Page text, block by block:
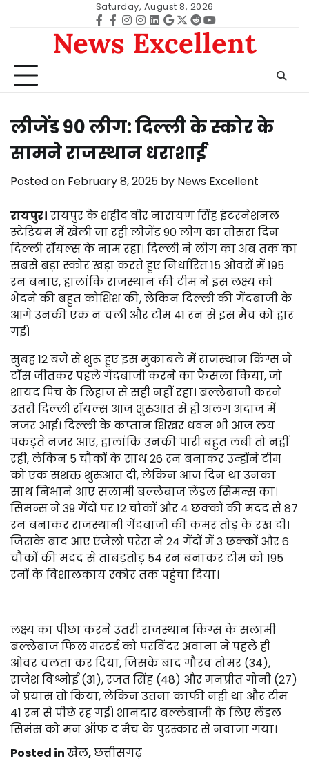
Saturday, August 8, 2026
Facebook
facebook
Instagram
instagram
Linkedin
google
Twitter
redditYoutube
News Excellent
लीजेंड 90 लीग: दिल्ली के स्कोर के
सामने राजस्थान धराशाई
Posted on February 8, 2025 by News Excellent
रायपुर। रायपुर के शहीद वीर नारायण सिंह इंटरनेशनल
स्टेडियम में खेली जा रही लीजेंड 90 लीग का तीसरा दिन
दिल्ली रॉयल्स के नाम रहा। दिल्ली ने लीग का अब तक का
सबसे बड़ा स्कोर खड़ा करते हुए निर्धारित 15 ओवरों में 195
रन बनाए, हालांकि राजस्थान की टीम ने इस लक्ष्य को
भेदने की बहुत कोशिश की, लेकिन दिल्ली की गेंदबाजी के
आगे उनकी एक न चली और टीम 41 रन से इस मैच को हार
गई।
सुबह 12 बजे से शुरू हुए इस मुकाबले में राजस्थान किंग्स ने
टॉस जीतकर पहले गेंदबाजी करने का फैसला किया, जो
शायद पिच के लिहाज से सही नहीं रहा। बल्लेबाजी करने
उतरी दिल्ली रॉयल्स आज शुरुआत से ही अलग अंदाज में
नजर आई। दिल्ली के कप्तान शिखर धवन भी आज लय
पकड़ते नजर आए, हालांकि उनकी पारी बहुत लंबी तो नहीं
रही, लेकिन 5 चौकों के साथ 26 रन बनाकर उन्होंने टीम
को एक सशक्त शुरुआत दी, लेकिन आज दिन था उनका
साथ निभाने आए सलामी बल्लेबाज लेंडल सिमन्स का।
सिमन्स ने 39 गेंदों पर 12 चौकों और 4 छक्कों की मदद से 87
रन बनाकर राजस्थानी गेंदबाजी की कमर तोड़ के रख दी।
जिसके बाद आए एंजेलो परेरा ने 24 गेंदों में 3 छक्कों और 6
चौकों की मदद से ताबड़तोड़ 54 रन बनाकर टीम को 195
रनों के विशालकाय स्कोर तक पहुंचा दिया।
लक्ष्य का पीछा करने उतरी राजस्थान किंग्स के सलामी
बल्लेबाज फिल मस्टर्ड को परविंदर अवाना ने पहले ही
ओवर चलता कर दिया, जिसके बाद गौरव तोमर (34),
राजेश विश्नोई (31), रजत सिंह (48) और मनप्रीत गोनी (27)
ने प्रयास तो किया, लेकिन उतना काफी नहीं था और टीम
41 रन से पीछे रह गई। शानदार बल्लेबाजी के लिए लेंडल
सिमंस को मन ऑफ द मैच के पुरस्कार से नवाजा गया।
Posted inखेल,छत्तीसगढ़